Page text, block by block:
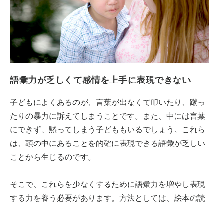
語彙力が乏しくて感情を上手に表現できない
子どもによくあるのが、言葉が出なくて叩いたり、蹴っ
たりの暴力に訴えてしまうことです。また、中には言葉
にできず、黙ってしまう子どももいるでしょう。これら
は、頭の中にあることを的確に表現できる語彙が乏しい
ことから生じるのです。
そこで、これらを少なくするために語彙力を増やし表現
する力を養う必要があります。方法としては、絵本の読